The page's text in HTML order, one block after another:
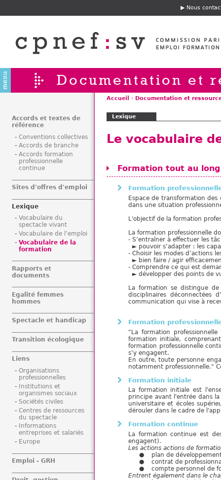
E
t
ê
e
Nous
Documentation et
s
e
Accueil › Documentation et
Lexique
Le vocabulaire
Formation tout au
Formation
Espace de transformation
dans une situation
L'objectif de la formation
La formation professionnelle
- S’entraîner à effectuer les
► pouvoir s’adapter : les
- Choisir les modes d’actions
► bien faire / agir
- Comprendre ce qui est
► développer des points de
La formation se distingue
disciplinaires déconnectées
communication qui vise à
Formation
"La formation
formation initiale,
formation professionnelle
s’y engagent.
En outre, toute personne
notamment professionnelle."
Formation initiale
La formation initiale est
principe avant l'entrée dans
universitaire et écoles
dérouler dans le cadre de
Formation continue
La formation continue est
engagent).
Les actions actions de
plan de
contrat de
compte personnel de
Entrent également dans le
Accords et textes de
référence
Conventions collectives
Accords de branche
Accords formation
professionnelle
continue
Sites d'offres d'emploi
Lexique
Vocabulaire du
spectacle vivant
Vocabulaire de l’emploi
Vocabulaire de la
formation
Rapports et
documents
Egalité femmes
hommes
Spectacle et handicap
Transition écologique
Liens
Organisations
professionnelles
Institutions et
organismes sociaux
Sociétés civiles
Centres de ressources
du spectacle
Informations
entreprises et salariés
Europe
Emploi - GRH